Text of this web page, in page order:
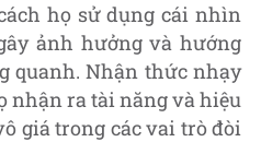
họ sử dụng cái nhìn
ảnh hưởng và hướng
quanh. Nhận thức nhạy
nhận ra tài năng và hiệu
giá trong các vai trò đòi